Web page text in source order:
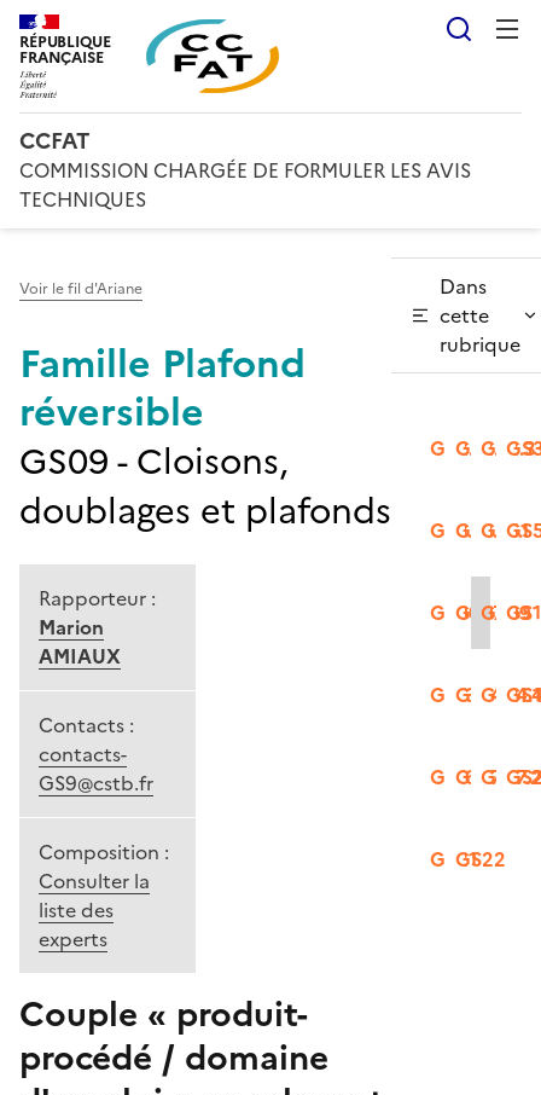
RÉPUBLIQUE
FRANÇAISE
CCFAT
COMMISSION CHARGÉE DE FORMULER LES AVIS
TECHNIQUES
Voir le fil d'Ariane
Famille Plafond
réversible
GS09 - Cloisons,
doublages et plafonds
Rapporteur :
Marion
AMIAUX
Contacts :
contacts-
GS9@cstb.fr
Composition :
Consulter la
liste des
experts
Couple « produit-
procédé / domaine
Dans
cette
rubrique
GS2.1GS2.2GS2.3
GS3.2GS3.3
GS5.1
GS06GS07GS09
GS13GS14.2
GS16GS17.1GS17.2
GS21GS22